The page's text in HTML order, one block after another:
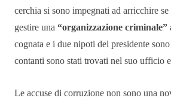
cerchia si sono impegnati ad arricchire
gestire una “organizzazione criminale”
cognata e i due nipoti del presidente
contanti sono stati trovati nel suo ufficio
Le accuse di corruzione non sono una